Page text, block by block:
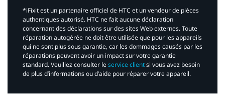
*iFixit est un partenaire officiel de HTC et un vendeur de pièces
authentiques autorisé. HTC ne fait aucune déclaration
concernant des déclarations sur des sites Web externes. Toute
réparation autogérée ne doit être utilisée que pour les appareils
qui ne sont plus sous garantie, car les dommages causés par les
réparations peuvent avoir un impact sur votre garantie
standard. Veuillez consulter leservice clientsi vous avez besoin
de plus d’informations ou d’aide pour réparer votre appareil.​